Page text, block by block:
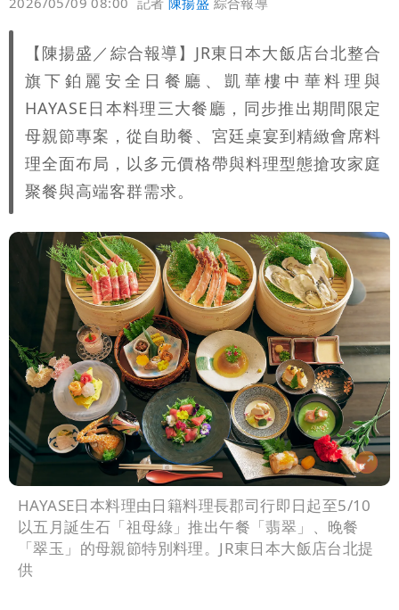
看
慈濟遭詐10.6億！網紅揪聲明「疑點重
重」 1細節避而不談
蔣萬安民調只贏5％「現任優勢去哪？」
媒體人嘆：真的該緊張了
97萬網紅「肥大叔」驚傳猝逝！最後身
影曝 網驚覺不對
慈濟被騙10億！陳時中一語成讖 王必
勝：時間久看出睿智
白海豚今下午2點半發海警！陸警機率最
高是這縣市
【陳揚盛／綜合報導】JR東日本大飯店台北整合
旗下鉑麗安全日餐廳、凱華樓中華料理與
HAYASE日本料理三大餐廳，同步推出期間限定
母親節專案，從自助餐、宮廷桌宴到精緻會席料
理全面布局，以多元價格帶與料理型態搶攻家庭
聚餐與高端客群需求。
HAYASE日本料理由日籍料理長郡司行即日起至5/10
以五月誕生石「祖母綠」推出午餐「翡翠」、晚餐
「翠玉」的母親節特別料理。JR東日本大飯店台北提
供